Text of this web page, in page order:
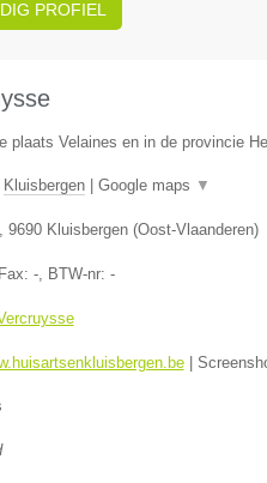
PROFIEL
plaats Velaines en in de provincie
Kluisbergen| Google maps ▼
9690 Kluisbergen(Oost-Vlaanderen)
-, BTW-nr: -
|